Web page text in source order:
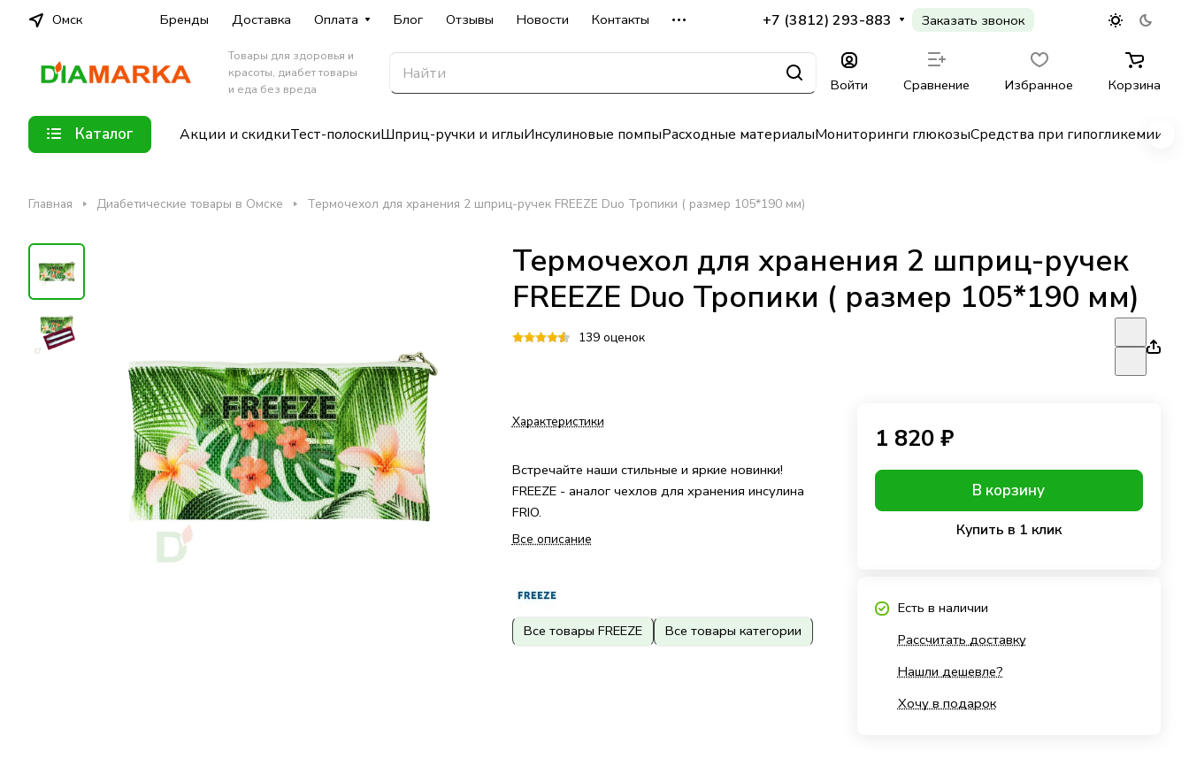
Омск Бренды Доставка Оплата Блог Отзывы Новости Контакты +7 (3812) 293-883 Заказать звонок
Товары для здоровья и
красоты, диабет товары
и еда без вреда
Войти Сравнение Избранное Корзина
Каталог Акции и скидкиТест-полоскиШприц-ручки и иглыИнсулиновые помпыРасходные материалыМониторинги глюкозыСредства при гипогликемии
Главная Диабетические товары в Омске Термочехол для хранения 2 шприц-ручек FREEZE Duo Тропики ( размер 105*190 мм)
Термочехол для хранения 2 шприц-ручек
FREEZE Duo Тропики ( размер 105*190 мм)
139 оценок
Характеристики
Встречайте наши стильные и яркие новинки!
FREEZE - аналог чехлов для хранения инсулина
FRIO.
Все описание
Все товары FREEZE Все товары категории
1 820 ₽
В корзину
Купить в 1 клик
Есть в наличии
Рассчитать доставку
Нашли дешевле?
Хочу в подарок